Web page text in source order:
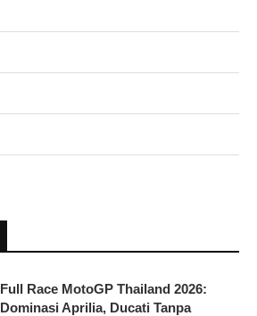
Full Race MotoGP Thailand 2026:
Dominasi Aprilia, Ducati Tanpa